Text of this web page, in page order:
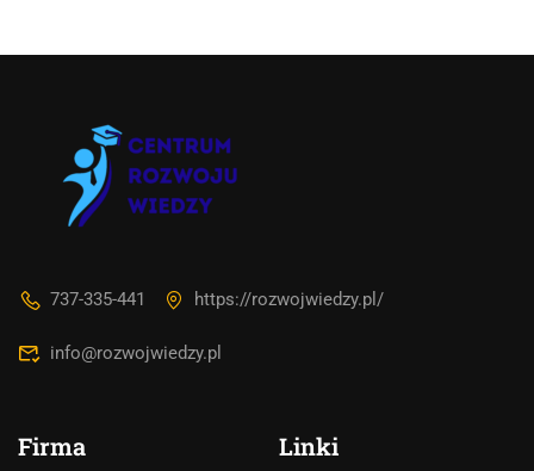
737-335-441 https://rozwojwiedzy.pl/
info@rozwojwiedzy.pl
Firma Linki
Online